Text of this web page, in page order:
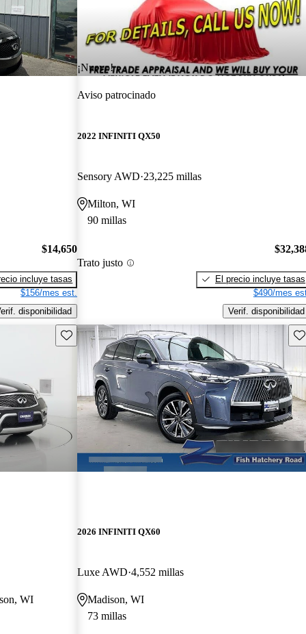
$14,650
incluye tasas
$156/mes est.
disponibilidad
¡Nuevo!
Aviso patrocinado
2022 INFINITI QX50
Sensory AWD 23,225 millas
Milton, WI
90 millas
Trato justo
El precio incluye tasas
$490/mes
Verif. disponibilidad
Guarda este Aviso
WI
2026 INFINITI QX60
Luxe AWD 4,552 millas
Madison, WI
73 millas